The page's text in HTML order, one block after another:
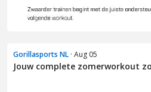
Gorillasports NL · Aug 05
Jouw complete zomerworkout